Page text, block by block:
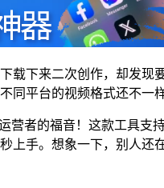
载下来二次创作，却发
平台的视频格式还不一
营者的福音！这款工具
上手。想象一下，别人